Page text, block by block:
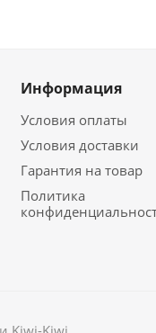
Информация
Условия оплаты
Условия доставки
Гарантия на товар
Политика